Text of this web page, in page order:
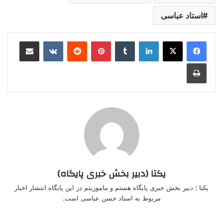
استاد عباسی
لینکدین ‫تامبلر ‫پین‌ترست‫رددیت ‫VKontakteاشتراک گذاری از طریق ایمیل
چاپ
یکتا (دبیر بخش خبری پایگاه)
یکتا ؛ دبیر بخش خبری پایگاه هستم و ماموریتم در این پایگاه انتشار اخبار
مربوط به استاد حسن عباسی است.